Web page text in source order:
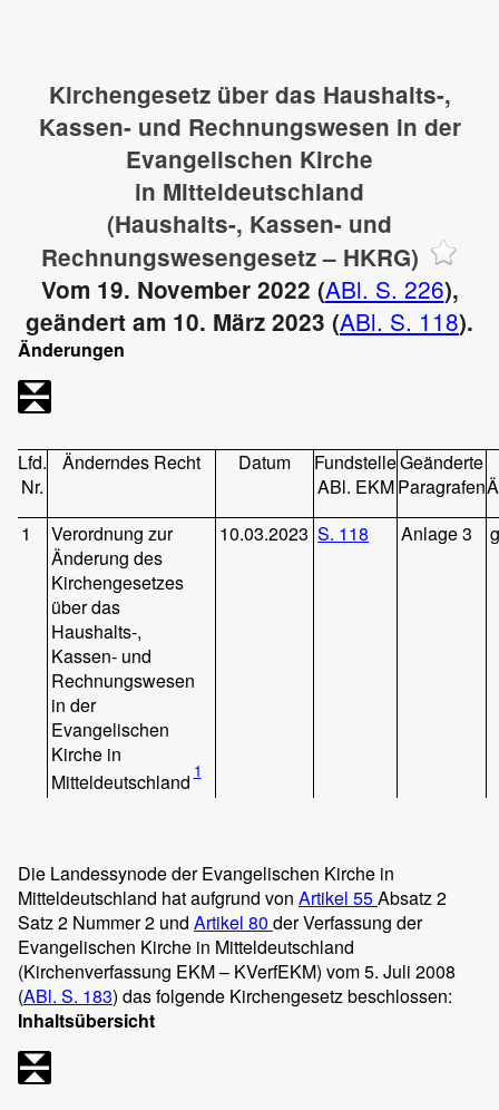
Kirchengesetz über das Haushalts-,
Kassen- und Rechnungswesen in der
Evangelischen Kirche
in Mitteldeutschland
(Haushalts-, Kassen- und
Rechnungswesengesetz – HKRG)
Vom 19. November 2022 (ABl. S. 226),
geändert am 10. März 2023 (ABl. S. 118).
Änderungen
Lfd.
Nr.
Änderndes Recht Datum
Fundstelle
ABl. EKM
Geänderte
Paragrafen
1
Verordnung zur
Änderung des
Kirchengesetzes
über das
Haushalts-,
Kassen- und
Rechnungswesen
in der
Evangelischen
Kirche in
Mitteldeutschland 1
10.03.2023 S. 118 Anlage 3
Die Landessynode der Evangelischen Kirche in
Mitteldeutschland hat aufgrund von Artikel 55Absatz 2
Satz 2 Nummer 2 und Artikel 80 der Verfassung der
Evangelischen Kirche in Mitteldeutschland
(Kirchenverfassung EKM – KVerfEKM) vom 5. Juli 2008
(ABl. S. 183) das folgende Kirchengesetz beschlossen:
Inhaltsübersicht